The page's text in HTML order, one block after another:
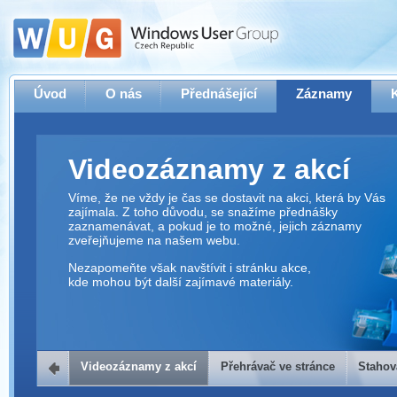
Úvod O nás Přednášející Záznamy
Videozáznamy z akcí
Víme, že ne vždy je čas se dostavit na akci, která by Vás
zajímala. Z toho důvodu, se snažíme přednášky
zaznamenávat, a pokud je to možné, jejich záznamy
zveřejňujeme na našem webu.
Nezapomeňte však navštívit i stránku akce,
kde mohou být další zajímavé materiály.
Přehrávač ve stránce
Videozáznamy z akcí Přehrávač ve stránce